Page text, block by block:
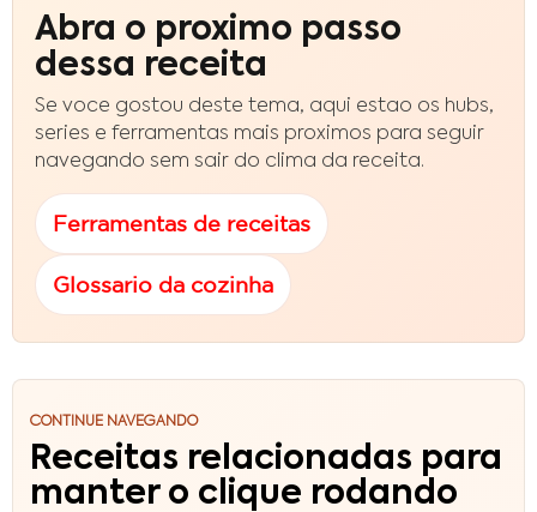
Abra o proximo passo
dessa receita
Se voce gostou deste tema, aqui estao os hubs,
series e ferramentas mais proximos para seguir
navegando sem sair do clima da receita.
Ferramentas de receitas
Glossario da cozinha
CONTINUE NAVEGANDO
Receitas relacionadas para
manter o clique rodando